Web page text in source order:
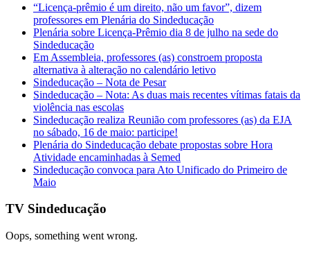
“Licença-prêmio é um direito, não um favor”, dizem
professores em Plenária do Sindeducação
Plenária sobre Licença-Prêmio dia 8 de julho na sede do
Sindeducação
Em Assembleia, professores (as) constroem proposta
alternativa à alteração no calendário letivo
Sindeducação – Nota de Pesar
Sindeducação – Nota: As duas mais recentes vítimas fatais da
violência nas escolas
Sindeducação realiza Reunião com professores (as) da EJA
no sábado, 16 de maio: participe!
Plenária do Sindeducação debate propostas sobre Hora
Atividade encaminhadas à Semed
Sindeducação convoca para Ato Unificado do Primeiro de
Maio
TV Sindeducação
Oops, something went wrong.